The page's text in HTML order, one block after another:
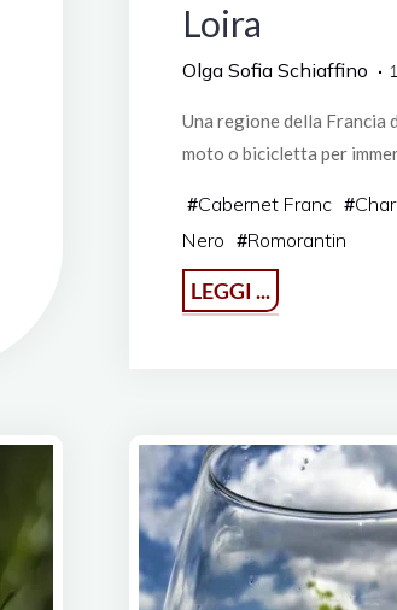
Loira
Olga Sofia Schiaffino
Una regione della Francia
moto o bicicletta per
#Cabernet Franc #
Nero #Romorantin
LEGGI ...
vino
nella
Valle
della
Loira"